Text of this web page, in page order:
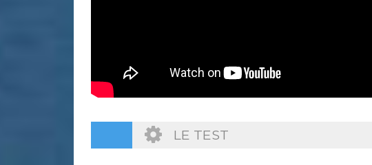
LE TEST